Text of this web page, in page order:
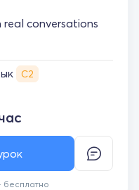
conversations
С2